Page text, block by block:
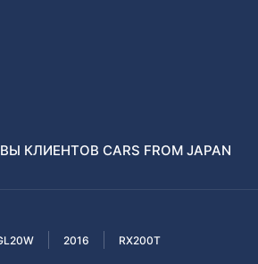
Распилы и конструкторы
КЛИЕНТОВ CARS FROM JAPAN
2016 RX200T